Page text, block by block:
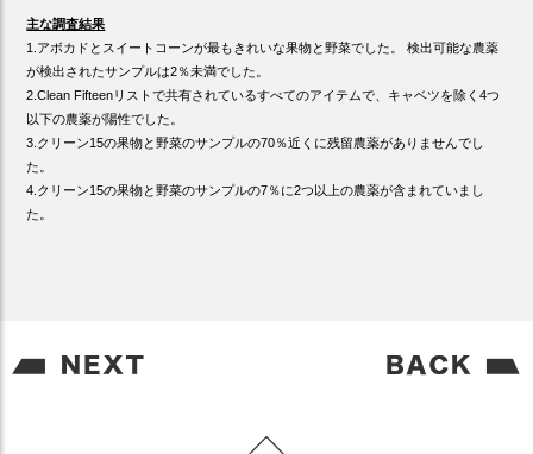
主な調査結果
1.アボカドとスイートコーンが最もきれいな果物と野菜でした。 検出可能な農薬
が検出されたサンプルは2％未満でした。
2.Clean Fifteenリストで共有されているすべてのアイテムで、キャベツを除く4つ
以下の農薬が陽性でした。
3.クリーン15の果物と野菜のサンプルの70％近くに残留農薬がありませんでし
た。
4.クリーン15の果物と野菜のサンプルの7％に2つ以上の農薬が含まれていまし
た。